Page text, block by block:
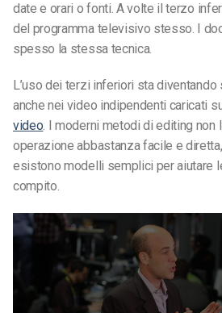
date e orari o fonti. A volte il terzo
del programma televisivo stesso. I
spesso la stessa tecnica.
L’uso dei terzi inferiori sta
anche nei video indipendenti caricati
video. I moderni metodi di editing non
operazione abbastanza facile e
esistono modelli semplici per aiutare
compito.